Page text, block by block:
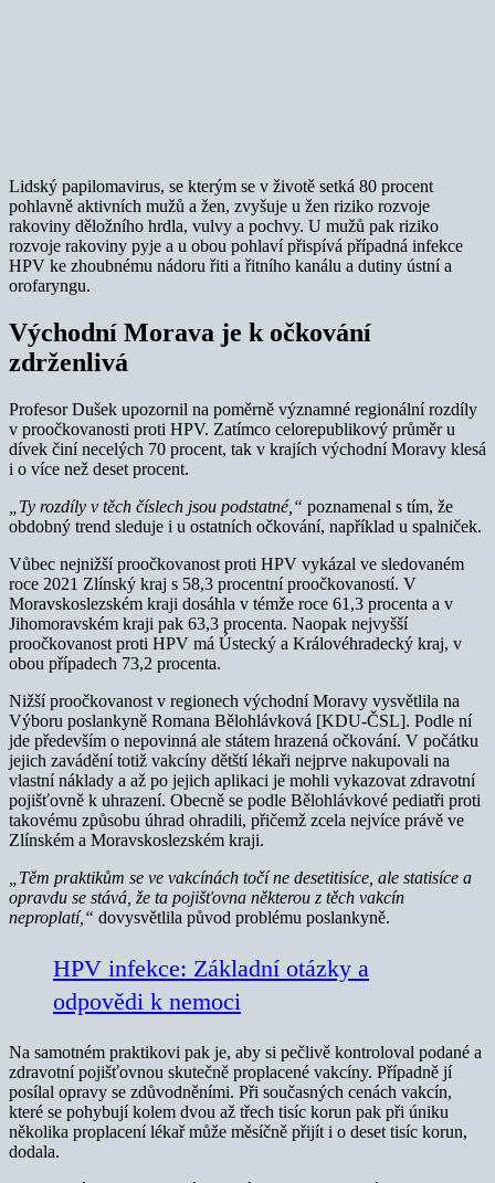
Lidský papilomavirus, se kterým se v životě setká 80 procent
pohlavně aktivních mužů a žen, zvyšuje u žen riziko rozvoje
rakoviny děložního hrdla, vulvy a pochvy. U mužů pak riziko
rozvoje rakoviny pyje a u obou pohlaví přispívá případná infekce
HPV ke zhoubnému nádoru řiti a řitního kanálu a dutiny ústní a
orofaryngu.
Východní Morava je k očkování
zdrženlivá
Profesor Dušek upozornil na poměrně významné regionální rozdíly
v proočkovanosti proti HPV. Zatímco celorepublikový průměr u
dívek činí necelých 70 procent, tak v krajích východní Moravy klesá
i o více než deset procent.
„Ty rozdíly v těch číslech jsou podstatné,“ poznamenal s tím, že
obdobný trend sleduje i u ostatních očkování, například u spalniček.
Vůbec nejnižší proočkovanost proti HPV vykázal ve sledovaném
roce 2021 Zlínský kraj s 58,3 procentní proočkovaností. V
Moravskoslezském kraji dosáhla v témže roce 61,3 procenta a v
Jihomoravském kraji pak 63,3 procenta. Naopak nejvyšší
proočkovanost proti HPV má Ústecký a Královéhradecký kraj, v
obou případech 73,2 procenta.
Nižší proočkovanost v regionech východní Moravy vysvětlila na
Výboru poslankyně Romana Bělohlávková [KDU-ČSL]. Podle ní
jde především o nepovinná ale státem hrazená očkování. V počátku
jejich zavádění totiž vakcíny dětští lékaři nejprve nakupovali na
vlastní náklady a až po jejich aplikaci je mohli vykazovat zdravotní
pojišťovně k uhrazení. Obecně se podle Bělohlávkové pediatři proti
takovému způsobu úhrad ohradili, přičemž zcela nejvíce právě ve
Zlínském a Moravskoslezském kraji.
„Těm praktikům se ve vakcínách točí ne desetitisíce, ale statisíce a
opravdu se stává, že ta pojišťovna některou z těch vakcín
neproplatí,“ dovysvětlila původ problému poslankyně.
HPV infekce: Základní otázky a
odpovědi k nemoci
Na samotném praktikovi pak je, aby si pečlivě kontroloval podané a
zdravotní pojišťovnou skutečně proplacené vakcíny. Případně jí
posílal opravy se zdůvodněními. Při současných cenách vakcín,
které se pohybují kolem dvou až třech tisíc korun pak při úniku
několika proplacení lékař může měsíčně přijít i o deset tisíc korun,
dodala.